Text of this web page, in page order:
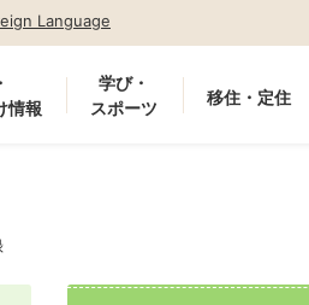
Language
情報
学び・
スポーツ
移住・定住